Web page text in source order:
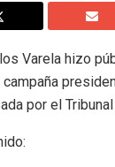
Varela hizo
por el